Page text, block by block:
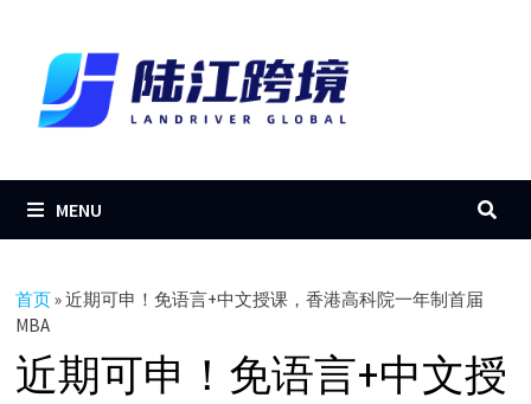
content
MENU
首页»近期可申！免语言+中文授课，香港高科院一年制首届
MBA
近期可申！免语言+中文授